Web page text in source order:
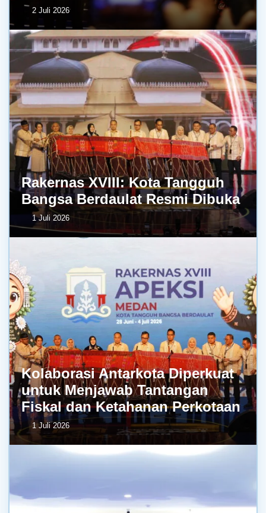
2 Juli 2026
Rakernas XVIII: Kota Tangguh
Bangsa Berdaulat Resmi Dibuka
1 Juli 2026
Kolaborasi Antarkota Diperkuat
untuk Menjawab Tantangan
Fiskal dan Ketahanan Perkotaan
1 Juli 2026